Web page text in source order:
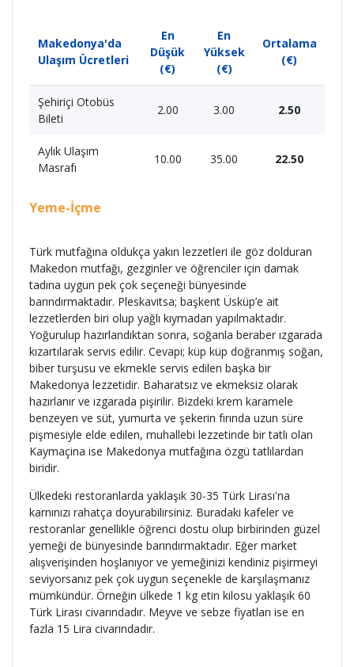
Makedonya'da
Ulaşım Ücretleri
En
Düşük
(€)
En
Yüksek
(€)
Ortalama
(€)
Şehiriçi Otobüs
Bileti
2.00 3.00 2.50
Aylık Ulaşım
Masrafı
10.00 35.00 22.50
Yeme-İçme
Türk mutfağına oldukça yakın lezzetleri ile göz dolduran
Makedon mutfağı, gezginler ve öğrenciler için damak
tadına uygun pek çok seçeneği bünyesinde
barındırmaktadır. Pleskavitsa; başkent Üsküp’e ait
lezzetlerden biri olup yağlı kıymadan yapılmaktadır.
Yoğurulup hazırlandıktan sonra, soğanla beraber ızgarada
kızartılarak servis edilir. Cevapi; küp küp doğranmış soğan,
biber turşusu ve ekmekle servis edilen başka bir
Makedonya lezzetidir. Baharatsız ve ekmeksiz olarak
hazırlanır ve ızgarada pişirilir. Bizdeki krem karamele
benzeyen ve süt, yumurta ve şekerin fırında uzun süre
pişmesiyle elde edilen, muhallebi lezzetinde bir tatlı olan
Kaymaçina ise Makedonya mutfağına özgü tatlılardan
biridir.
Ülkedeki restoranlarda yaklaşık 30-35 Türk Lirası'na
karnınızı rahatça doyurabilirsiniz. Buradaki kafeler ve
restoranlar genellikle öğrenci dostu olup birbirinden güzel
yemeği de bünyesinde barındırmaktadır. Eğer market
alışverişinden hoşlanıyor ve yemeğinizi kendiniz pişirmeyi
seviyorsanız pek çok uygun seçenekle de karşılaşmanız
mümkündür. Örneğin ülkede 1 kg etin kilosu yaklaşık 60
Türk Lirası civarındadır. Meyve ve sebze fiyatları ise en
fazla 15 Lira civarındadır.